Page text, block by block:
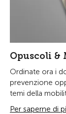
Opuscoli &
Ordinate ora i
prevenzione
temi della
Per saperne di